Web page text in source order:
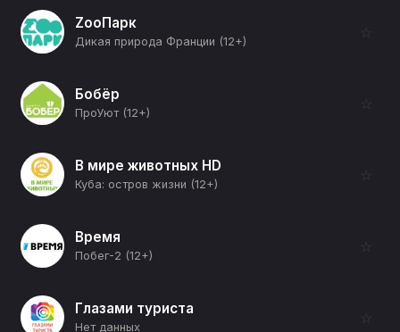
ZooПарк
Дикая природа Франции (12+)
☆
Бобёр
ПроУют (12+)
☆
В мире животных HD
Куба: остров жизни (12+)
☆
Время
Побег-2 (12+)
☆
Глазами туриста
Нет данных
☆